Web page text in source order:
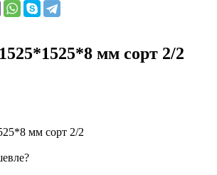
мм сорт 2/2
мм сорт 2/2